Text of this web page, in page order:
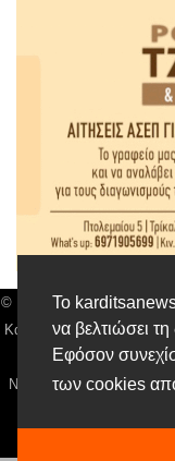
Το
να βελτιώσει
Εφόσον
των cookies
© Karditsa News |
Καρδίτσας, Αρ. Γεμή:
Τηλ: 24410
Νόμιμος Εκπρόσωπος,
Διευθύντρια:
Βασιλική.